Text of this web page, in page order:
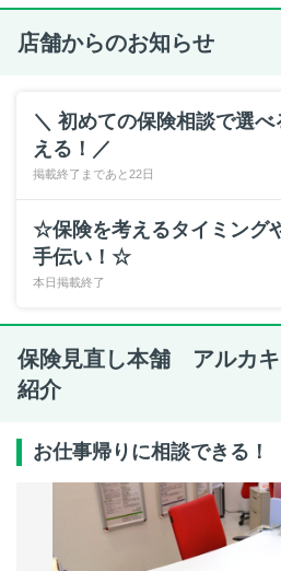
店舗からのお知らせ
＼ 初めての保険相談で選べ
える！／
掲載終了まであと22日
☆保険を考えるタイミング
手伝い！☆
本日掲載終了
保険見直し本舗 アルカ
紹介
お仕事帰りに相談できる！